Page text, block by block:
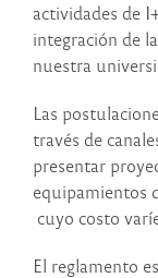
actividades de
integración de
nuestra
Las
través de
presentar
equipamientos
cuyo costo
El reglamento